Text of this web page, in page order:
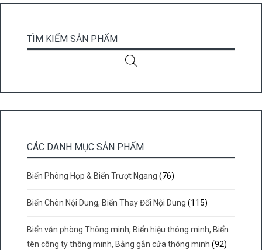
TÌM KIẾM SẢN PHẨM
CÁC DANH MỤC SẢN PHẨM
Biển Phòng Họp & Biển Trượt Ngang (76)
Biển Chèn Nội Dung, Biển Thay Đổi Nội Dung (115)
Biển văn phòng Thông minh, Biển hiệu thông minh, Biển
tên công ty thông minh, Bảng gắn cửa thông minh (92)